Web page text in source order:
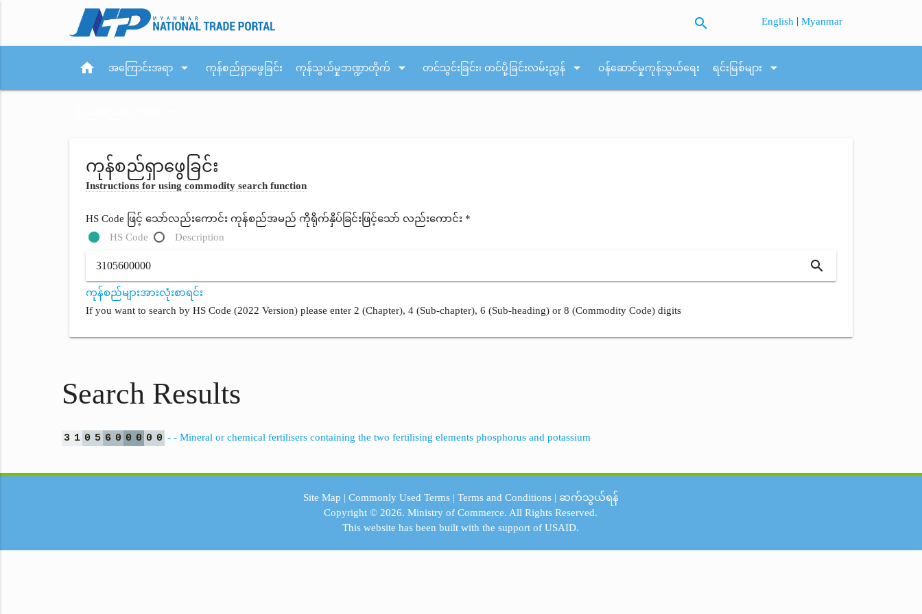
search English |Myanmar
home အကြောင်းအရာ arrow_drop_down ကုန်စည်ရှာဖွေခြင်း ကုန်သွယ်မှုဘဏ္ဍာတိုက် arrow_drop_down တင်သွင်းခြင်း၊ တင်ပို့ခြင်းလမ်းညွှန် arrow_drop_down ဝန်ဆောင်မှုကုန်သွယ်ရေး ရင်းမြစ်များ arrow_drop_down
ကုန်စည်ရှာဖွေခြင်း
Instructions for using commodity search function
HS Code ဖြင့် သော်လည်းကောင်း ကုန်စည်အမည် ကိုရိုက်နှိပ်ခြင်းဖြင့်သော် လည်းကောင်း *
HS Code
Description
search
ကုန်စည်များအားလုံးစာရင်း
If you want to search by HS Code (2022 Version) please enter 2 (Chapter), 4 (Sub-chapter), 6 (Sub-heading) or 8 (Commodity Code) digits
Search Results
3 1 0 5 6 0 0 0 0 0 - - Mineral or chemical fertilisers containing the two fertilising elements phosphorus and potassium
Site Map | Commonly Used Terms| Terms and Conditions| ဆက်သွယ်ရန်
Copyright © 2026.Ministry of Commerce. All Rights Reserved.
This website has been built with the support ofUSAID.